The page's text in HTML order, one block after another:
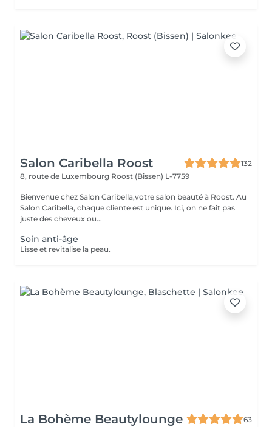
Salon Caribella Roost
132
8, route de Luxembourg Roost (Bissen) L-7759
Bienvenue chez Salon Caribella,votre salon beauté à Roost. Au
Salon Caribella, chaque cliente est unique. Ici, on ne fait pas
juste des cheveux ou...
Soin anti-âge
Lisse et revitalise la peau.
La Bohème Beautylounge
63